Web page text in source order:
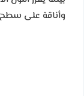
وأناقة على